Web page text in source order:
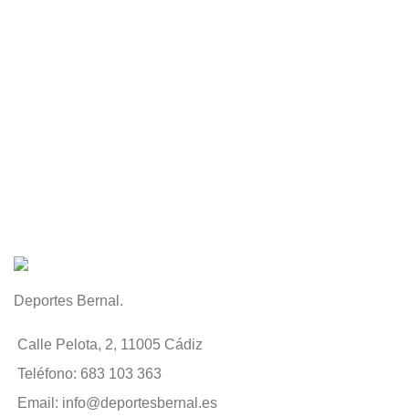
Deportes Bernal.
Calle Pelota, 2, 11005 Cádiz
Teléfono: 683 103 363
Email: info@deportesbernal.es